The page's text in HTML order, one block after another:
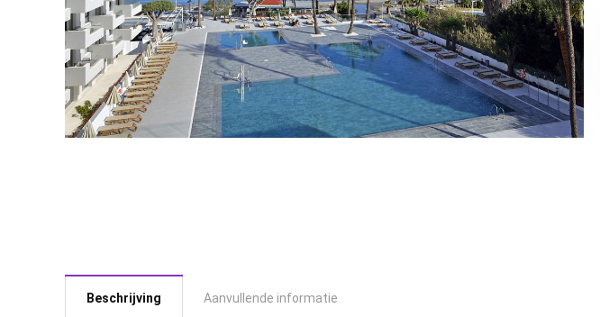
Beschrijving Aanvullende informatie